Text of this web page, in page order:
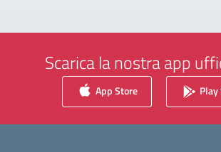
Scarica la nostra app
App Store